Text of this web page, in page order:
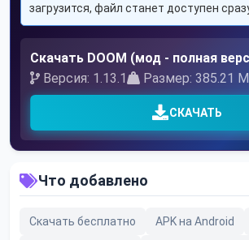
загрузится, файл станет доступен
Скачать DOOM (мод - полная
Версия: 1.13.1
Размер: 385.21
СКАЧАТЬ
Что добавлено
Скачать бесплатно APK на Android